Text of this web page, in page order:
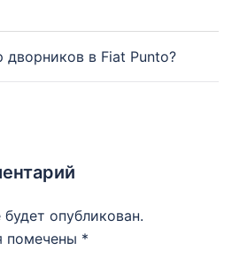
дворников в Fiat Punto?
опубликован.
помечены *